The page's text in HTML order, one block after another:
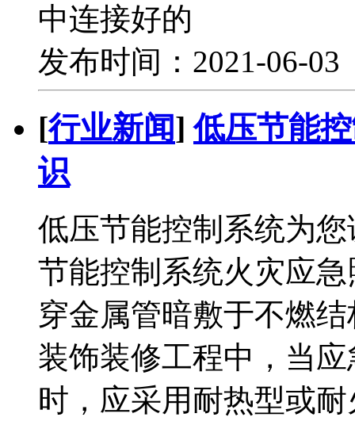
中连接好的
发布时间：2021-06-
[行业新闻]低压节能
识
低压节能控制系统为
节能控制系统火灾应
穿金属管暗敷于不燃
装饰装修工程中，当
时，应采用耐热型或